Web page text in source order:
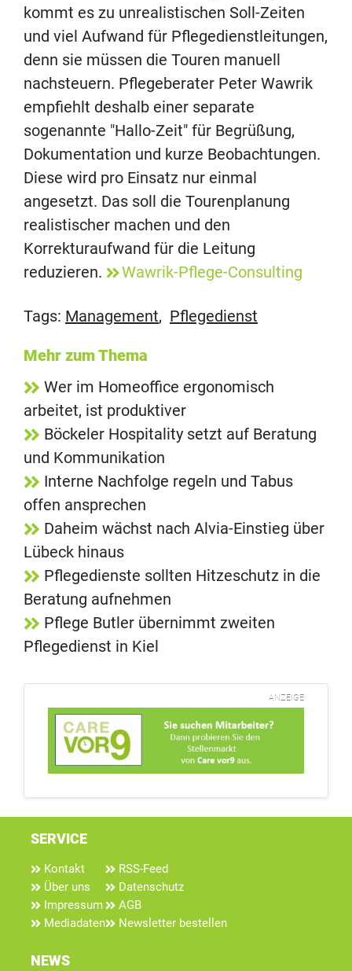
kommt es zu unrealistischen Soll-Zeiten
und viel Aufwand für Pflegedienstleitungen,
denn sie müssen die Touren manuell
nachsteuern. Pflegeberater Peter Wawrik
empfiehlt deshalb einer separate
sogenannte "Hallo-Zeit" für Begrüßung,
Dokumentation und kurze Beobachtungen.
Diese wird pro Einsatz nur einmal
angesetzt. Das soll die Tourenplanung
realistischer machen und den
Korrekturaufwand für die Leitung
reduzieren.
Wawrik-Pflege-Consulting
Tags: Management, Pflegedienst
Mehr zum Thema
Wer im Homeoffice ergonomisch
arbeitet, ist produktiver
Böckeler Hospitality setzt auf Beratung
und Kommunikation
Interne Nachfolge regeln und Tabus
offen ansprechen
Daheim wächst nach Alvia-Einstieg über
Lübeck hinaus
Pflegedienste sollten Hitzeschutz in die
Beratung aufnehmen
Pflege Butler übernimmt zweiten
Pflegedienst in Kiel
ANZEIGE
SERVICE
Kontakt
Über uns
Impressum
Mediadaten
RSS-Feed
Datenschutz
AGB
Newsletter bestellen
NEWS